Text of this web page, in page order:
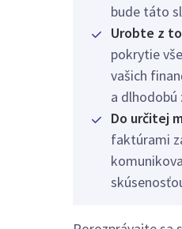
bude táto
Urobte z
pokrytie
vašich
a
Do určitej
faktúrami